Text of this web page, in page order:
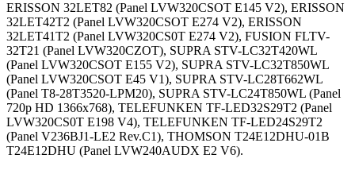
ERISSON 32LET82 (Panel LVW320CSOT E145 V2), ERISSON
32LET42T2 (Panel LVW320CSOT E274 V2), ERISSON
32LET41T2 (Panel LVW320CS0T E274 V2), FUSION FLTV-
32T21 (Panel LVW320CZOT), SUPRA STV-LC32T420WL
(Panel LVW320CSOT E155 V2), SUPRA STV-LC32T850WL
(Panel LVW320CSOT E45 V1), SUPRA STV-LC28T662WL
(Panel T8-28T3520-LPM20), SUPRA STV-LC24T850WL (Panel
720p HD 1366x768), TELEFUNKEN TF-LED32S29T2 (Panel
LVW320CS0T E198 V4), TELEFUNKEN TF-LED24S29T2
(Panel V236BJ1-LE2 Rev.C1), THOMSON T24E12DHU-01B
T24E12DHU (Panel LVW240AUDX E2 V6).